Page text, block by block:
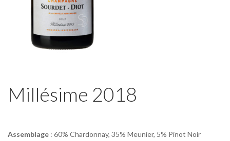
Millésime 2018
Assemblage : 60% Chardonnay, 35% Meunier, 5% Pinot Noir